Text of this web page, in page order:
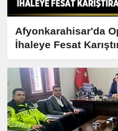
Afyonkarahisar'da
İhaleye Fesat
Yakalandı!